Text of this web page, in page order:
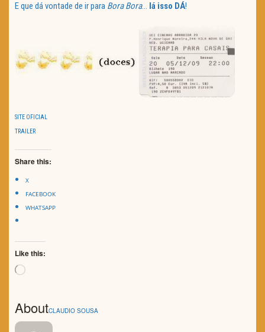
E que dá vontade de ir para Bora Bora… lá isso DÁ!
SITE OFICIAL
TRAILER
Share this:
X
FACEBOOK
WHATSAPP
Like this:
Loading…
AboutCLAUDIO SOUSA